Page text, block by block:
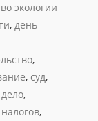
экологии
, день
,
, суд,
,
,